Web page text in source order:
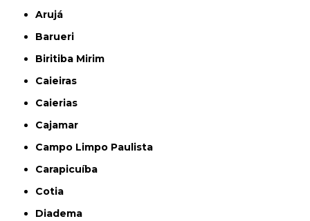
Arujá
Barueri
Biritiba Mirim
Caieiras
Caierias
Cajamar
Campo Limpo Paulista
Carapicuíba
Cotia
Diadema